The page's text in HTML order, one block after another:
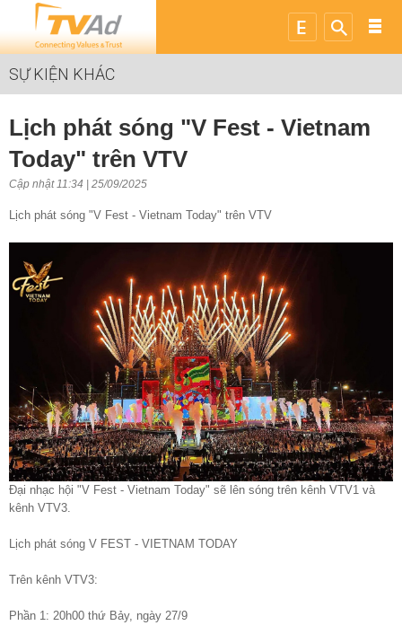
SỰ KIỆN KHÁC
Lịch phát sóng "V Fest - Vietnam
Today" trên VTV
Cập nhật 11:34 | 25/09/2025
Lịch phát sóng "V Fest - Vietnam Today" trên VTV
Đại nhạc hội "V Fest - Vietnam Today" sẽ lên sóng trên kênh VTV1 và
kênh VTV3.
Lịch phát sóng V FEST - VIETNAM TODAY
Trên kênh VTV3:
Phần 1: 20h00 thứ Bảy, ngày 27/9